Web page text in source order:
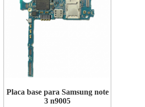
Placa base para Samsung note
3 n9005